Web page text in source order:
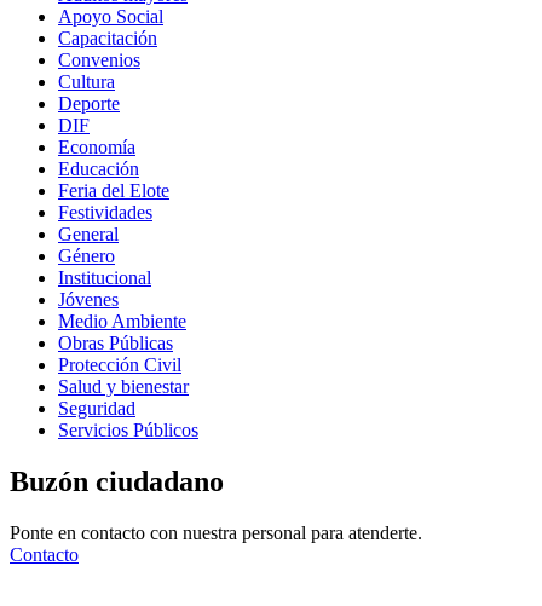
Apoyo Social
Capacitación
Convenios
Cultura
Deporte
DIF
Economía
Educación
Feria del Elote
Festividades
General
Género
Institucional
Jóvenes
Medio Ambiente
Obras Públicas
Protección Civil
Salud y bienestar
Seguridad
Servicios Públicos
Buzón ciudadano
Ponte en contacto con nuestra personal para atenderte.
Contacto